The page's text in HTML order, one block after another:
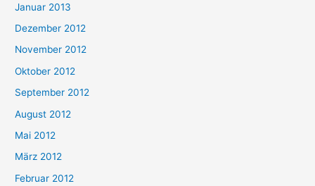
Januar 2013
Dezember 2012
November 2012
Oktober 2012
September 2012
August 2012
Mai 2012
März 2012
Februar 2012